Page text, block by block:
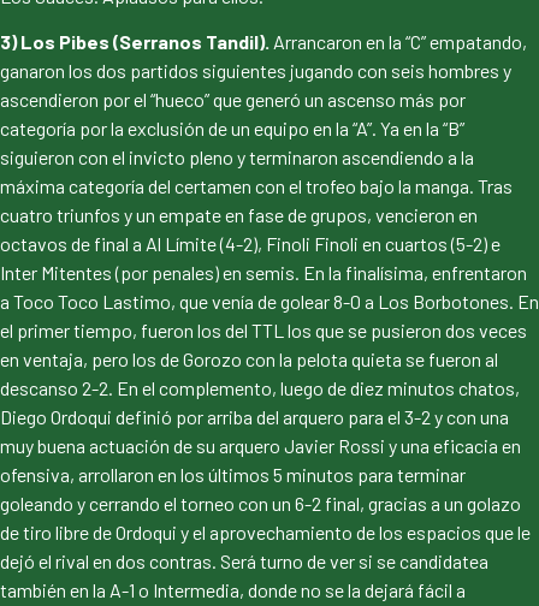
3) Los Pibes (Serranos Tandil). Arrancaron en la “C” empatando,
ganaron los dos partidos siguientes jugando con seis hombres y
ascendieron por el “hueco” que generó un ascenso más por
categoría por la exclusión de un equipo en la “A”. Ya en la “B”
siguieron con el invicto pleno y terminaron ascendiendo a la
máxima categoría del certamen con el trofeo bajo la manga. Tras
cuatro triunfos y un empate en fase de grupos, vencieron en
octavos de final a Al Límite (4-2), Finoli Finoli en cuartos (5-2) e
Inter Mitentes (por penales) en semis. En la finalísima, enfrentaron
a Toco Toco Lastimo, que venía de golear 8-0 a Los Borbotones. En
el primer tiempo, fueron los del TTL los que se pusieron dos veces
en ventaja, pero los de Gorozo con la pelota quieta se fueron al
descanso 2-2. En el complemento, luego de diez minutos chatos,
Diego Ordoqui definió por arriba del arquero para el 3-2 y con una
muy buena actuación de su arquero Javier Rossi y una eficacia en
ofensiva, arrollaron en los últimos 5 minutos para terminar
goleando y cerrando el torneo con un 6-2 final, gracias a un golazo
de tiro libre de Ordoqui y el aprovechamiento de los espacios que le
dejó el rival en dos contras. Será turno de ver si se candidatea
también en la A-1 o Intermedia, donde no se la dejará fácil a